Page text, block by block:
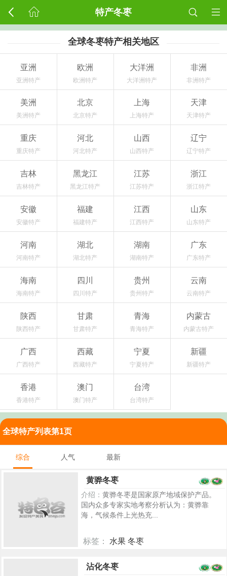
特产冬枣
全球冬枣特产相关地区
亚洲
亚洲特产
欧洲
欧洲特产
大洋洲
大洋洲特产
非洲
非洲特产
美洲
美洲特产
北京
北京特产
上海
上海特产
天津
天津特产
重庆
重庆特产
河北
河北特产
山西
山西特产
辽宁
辽宁特产
吉林
吉林特产
黑龙江
黑龙江特产
江苏
江苏特产
浙江
浙江特产
安徽
安徽特产
福建
福建特产
江西
江西特产
山东
山东特产
河南
河南特产
湖北
湖北特产
湖南
湖南特产
广东
广东特产
海南
海南特产
四川
四川特产
贵州
贵州特产
云南
云南特产
陕西
陕西特产
甘肃
甘肃特产
青海
青海特产
内蒙古
内蒙古特产
广西
广西特产
西藏
西藏特产
宁夏
宁夏特产
新疆
新疆特产
香港
香港特产
澳门
澳门特产
台湾
台湾特产
全球特产列表第1页
综合 人气 最新
黄骅冬枣
介绍： 黄骅冬枣是国家原产地域保护产品。
国内众多专家实地考察分析认为：黄骅靠
海，气候条件上光热充...
标签： 水果 冬枣
沾化冬枣